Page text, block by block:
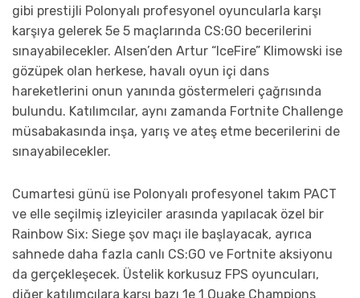
gibi prestijli Polonyalı profesyonel oyuncularla karşı
karşıya gelerek 5e 5 maçlarında CS:GO becerilerini
sınayabilecekler. Alsen’den Artur “IceFire” Klimowski ise
gözüpek olan herkese, havalı oyun içi dans
hareketlerini onun yanında göstermeleri çağrısında
bulundu. Katılımcılar, aynı zamanda Fortnite Challenge
müsabakasında inşa, yarış ve ateş etme becerilerini de
sınayabilecekler.
Cumartesi günü ise Polonyalı profesyonel takım PACT
ve elle seçilmiş izleyiciler arasında yapılacak özel bir
Rainbow Six: Siege şov maçı ile başlayacak, ayrıca
sahnede daha fazla canlı CS:GO ve Fortnite aksiyonu
da gerçekleşecek. Üstelik korkusuz FPS oyuncuları,
diğer katılımcılara karşı bazı 1e 1 Quake Champions